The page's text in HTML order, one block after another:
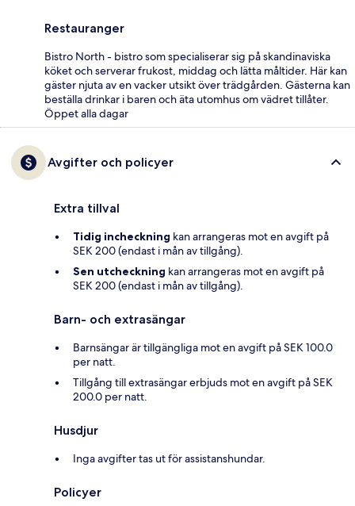
Restauranger
Bistro North - bistro som specialiserar sig på skandinaviska
köket och serverar frukost, middag och lätta måltider. Här kan
gäster njuta av en vacker utsikt över trädgården. Gästerna kan
beställa drinkar i baren och äta utomhus om vädret tillåter.
Öppet alla dagar
Avgifter och policyer
Extra tillval
Tidig incheckning kan arrangeras mot en avgift på
SEK 200 (endast i mån av tillgång).
Sen utcheckning kan arrangeras mot en avgift på
SEK 200 (endast i mån av tillgång).
Barn- och extrasängar
Barnsängar är tillgängliga mot en avgift på SEK 100.0
per natt.
Tillgång till extrasängar erbjuds mot en avgift på SEK
200.0 per natt.
Husdjur
Inga avgifter tas ut för assistanshundar.
Policyer